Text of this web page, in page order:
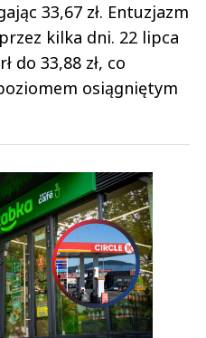
33,67 zł. Entuzjazm
kilka dni. 22 lipca
do 33,88 zł, co
osiągniętym